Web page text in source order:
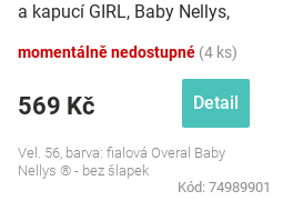
a kapucí GIRL, Baby Nellys,
momentálně nedostupné (4 ks)
569 Kč Detail
Vel. 56, barva: fialová Overal Baby
Nellys ® - bez šlapek
Kód: 74989901